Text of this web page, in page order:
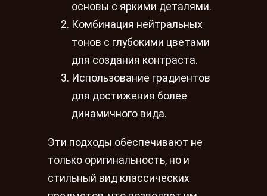
основы с яркими деталями.
Комбинация нейтральных
тонов с глубокими цветами
для создания контраста.
Использование градиентов
для достижения более
динамичного вида.
Эти подходы обеспечивают не
только оригинальность, но и
стильный вид классических